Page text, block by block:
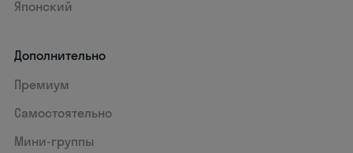
Японский
Дополнительно
Премиум
Самостоятельно
Мини-группы